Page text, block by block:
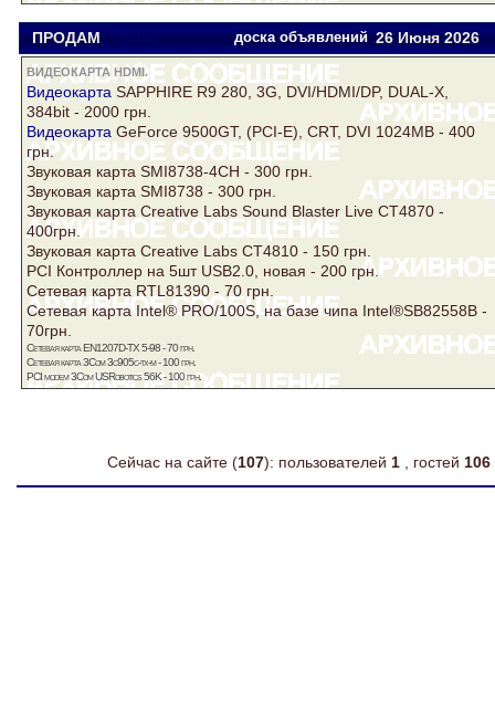
ПРОДАМ Yurity доска объявлений 26 Июня 2026
ВИДЕОКАРТА HDMI.
Видеокарта SAPPHIRE R9 280, 3G, DVI/HDMI/DP, DUAL-X,
384bit - 2000 грн.
Видеокарта GeForce 9500GT, (PCI-E), CRT, DVI 1024MB - 400
грн.
Звуковая карта SMI8738-4CH - 300 грн.
Звуковая карта SMI8738 - 300 грн.
Звуковая карта Creative Labs Sound Blaster Live CT4870 -
400грн.
Звуковая карта Creative Labs CT4810 - 150 грн.
PCI Контроллер на 5шт USB2.0, новая - 200 грн.
Сетевая карта RTL81390 - 70 грн.
Сетевая карта Intel® PRO/100S, на базе чипа Intel®SB82558B -
70грн.
Сетевая карта EN1207D-TX 5-98 - 70 грн.
Сетевая карта 3Com 3c905c-tx-m - 100 грн.
PCI modem 3Com USRobotics 56K - 100 грн.
Сейчас на сайте (107): пользователей 1 , гостей 106